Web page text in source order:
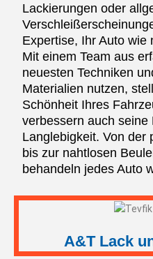
Lackierungen oder
Expertise, Ihr Auto wie
Mit einem Team aus
neuesten Techniken
Materialien nutzen,
Schönheit Ihres
verbessern auch seine
Langlebigkeit. Von der
bis zur nahtlosen
behandeln jedes Auto
A&T Lack